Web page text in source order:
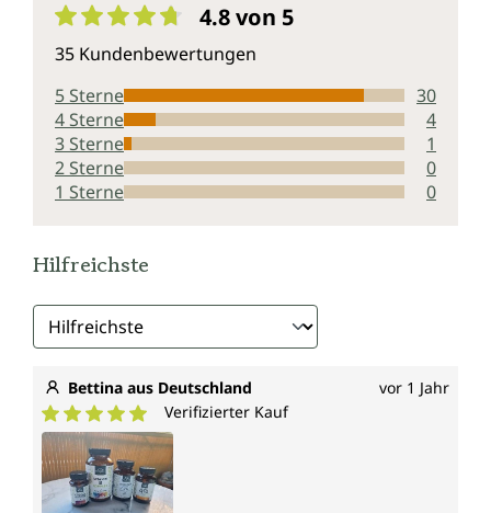
4.8 von 5
35 Kundenbewertungen
5 Sterne
30
4 Sterne
4
3 Sterne
1
2 Sterne
0
1 Sterne
0
Hilfreichste
Bettina aus Deutschland vor 1 Jahr
Durchschnittliche Bewertung von 5 von 5 Sternen
Verifizierter Kauf